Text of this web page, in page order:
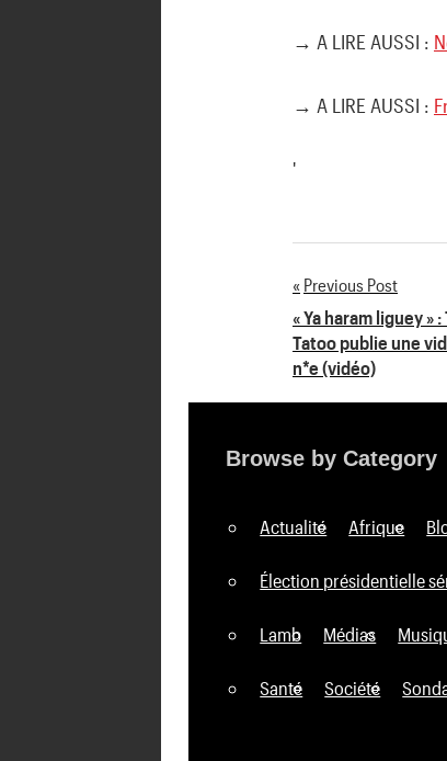
→ A LIRE AUSSI :
→ A LIRE AUSSI :
'
Navigation
de
l’article
Previous Post
« Ya haram liguey »
Tatoo publie une
n*e (vidéo)
Browse by Category
Actualité Afrique
Élection présidentielle
Lamb Médias
Santé Société